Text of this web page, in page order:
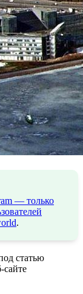
— только
.
статью